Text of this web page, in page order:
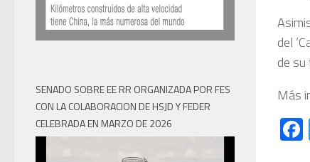
del
de
Más
SENADO SOBRE EE RR ORGANIZADA POR FES
CON LA COLABORACION DE HSJD Y FEDER
CELEBRADA EN MARZO DE 2026